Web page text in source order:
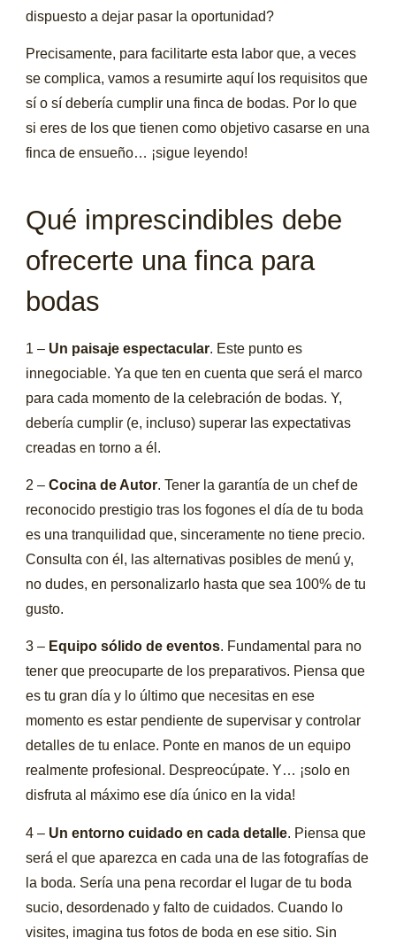
dispuesto a dejar pasar la oportunidad?
Precisamente, para facilitarte esta labor que, a veces
se complica, vamos a resumirte aquí los requisitos que
sí o sí debería cumplir una finca de bodas. Por lo que
si eres de los que tienen como objetivo casarse en una
finca de ensueño… ¡sigue leyendo!
Qué imprescindibles debe
ofrecerte una finca para
bodas
1 – Un paisaje espectacular. Este punto es
innegociable. Ya que ten en cuenta que será el marco
para cada momento de la celebración de bodas. Y,
debería cumplir (e, incluso) superar las expectativas
creadas en torno a él.
2 –Cocina de Autor. Tener la garantía de un chef de
reconocido prestigio tras los fogones el día de tu boda
es una tranquilidad que, sinceramente no tiene precio.
Consulta con él, las alternativas posibles de menú y,
no dudes, en personalizarlo hasta que sea 100% de tu
gusto.
3 – Equipo sólido de eventos. Fundamental para no
tener que preocuparte de los preparativos. Piensa que
es tu gran día y lo último que necesitas en ese
momento es estar pendiente de supervisar y controlar
detalles de tu enlace. Ponte en manos de un equipo
realmente profesional. Despreocúpate. Y… ¡solo en
disfruta al máximo ese día único en la vida!
4 – Un entorno cuidado en cada detalle. Piensa que
será el que aparezca en cada una de las fotografías de
la boda. Sería una pena recordar el lugar de tu boda
sucio, desordenado y falto de cuidados. Cuando lo
visites, imagina tus fotos de boda en ese sitio. Sin